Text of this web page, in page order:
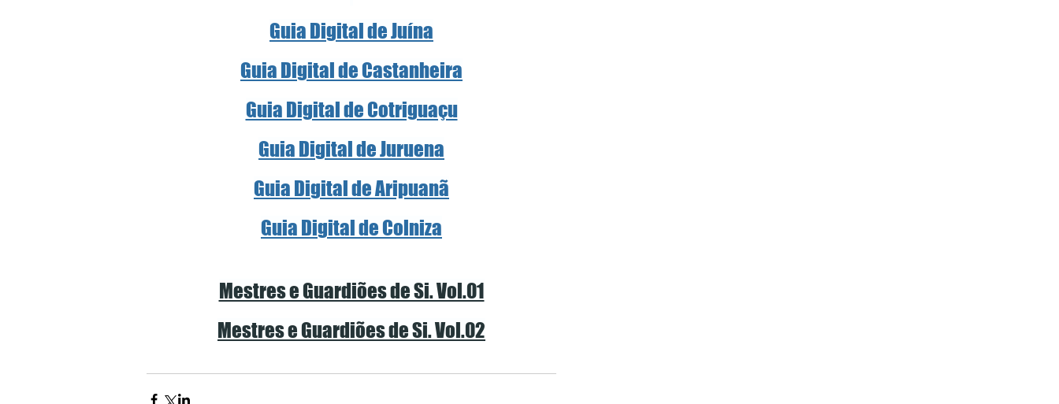
Guia Digital de Juína
Guia Digital de Castanheira
Guia Digital de Cotriguaçu
Guia Digital de Juruena
Guia Digital de Aripuanã
Guia Digital de Colniza
Mestres e Guardiões de Si. Vol.01
Mestres e Guardiões de Si. Vol.02